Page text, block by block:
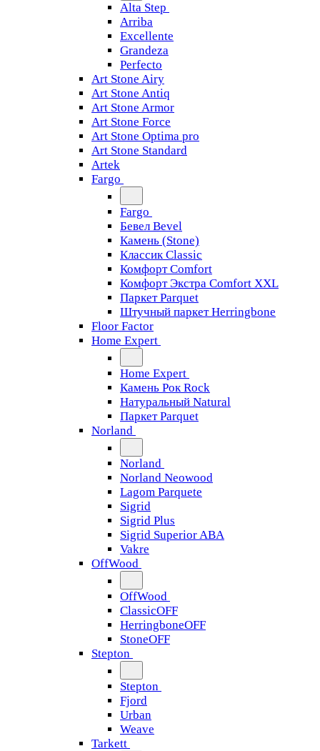
Alta Step
Arriba
Excellente
Grandeza
Perfecto
Art Stone Airy
Art Stone Antiq
Art Stone Armor
Art Stone Force
Art Stone Optima pro
Art Stone Standard
Artek
Fargo
Fargo
Бевел Bevel
Камень (Stone)
Классик Classic
Комфорт Comfort
Комфорт Экстра Comfort XXL
Паркет Parquet
Штучный паркет Herringbone
Floor Factor
Home Expert
Home Expert
Камень Рок Rock
Натуральный Natural
Паркет Parquet
Norland
Norland
Norland Neowood
Lagom Parquete
Sigrid
Sigrid Plus
Sigrid Superior ABA
Vakre
OffWood
OffWood
ClassicOFF
HerringboneOFF
StoneOFF
Stepton
Stepton
Fjord
Urban
Weave
Tarkett